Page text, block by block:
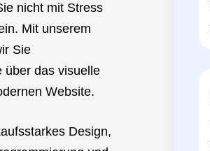
nicht mit Stress
Mit unserem
Sie
über das visuelle
Website.
Design,